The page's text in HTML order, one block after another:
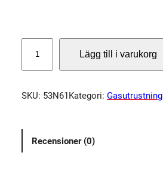
s
å
a
Lägg till i varukorg
SKU: 53N61 Kategori: Gasutrustning
Recensioner (0)